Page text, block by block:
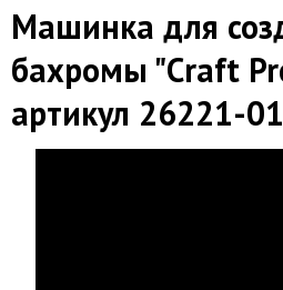
Машинка для
бахромы "Сraft
артикул 26221-01